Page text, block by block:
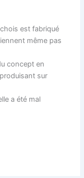
est fabriqué
même pas
concept en
sur
a été mal